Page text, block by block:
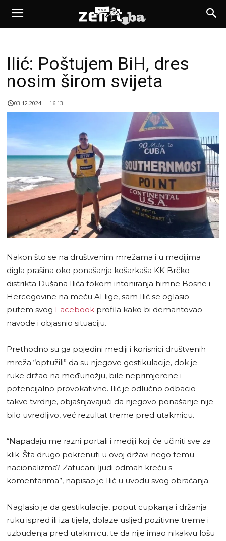
Ilić: Poštujem BiH, dres
nosim širom svijeta
03.12.2024. | 16:13
Nakon što se na društvenim mrežama i u medijima
digla prašina oko ponašanja košarkaša KK Brčko
distrikta Dušana Ilića tokom intoniranja himne Bosne i
Hercegovine na meču A1 lige, sam Ilić se oglasio
putem svog Facebook profila kako bi demantovao
navode i objasnio situaciju.
Prethodno su ga pojedini mediji i korisnici društvenih
mreža “optužili” da su njegove gestikulacije, dok je
ruke držao na međunožju, bile neprimjerene i
potencijalno provokativne. Ilić je odlučno odbacio
takve tvrdnje, objašnjavajući da njegovo ponašanje nije
bilo uvredljivo, već rezultat treme pred utakmicu.
“Napadaju me razni portali i mediji koji će učiniti sve za
klik. Šta drugo pokrenuti u ovoj državi nego temu
nacionalizma? Zatucani ljudi odmah kreću s
komentarima”, napisao je Ilić u uvodu svog obraćanja.
Naglasio je da gestikulacije, poput cupkanja i držanja
ruku ispred ili iza tijela, dolaze usljed pozitivne treme i
uzbuđenja pred utakmicu, te da nije imao nikakvu lošu